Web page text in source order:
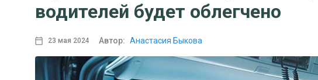
водителей будет облегчено
23 мая 2024 Автор: Анастасия Быкова